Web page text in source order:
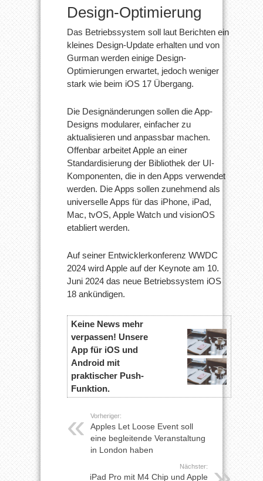
Design-Optimierung
Das Betriebssystem soll laut Berichten ein
kleines Design-Update erhalten und von
Gurman werden einige Design-
Optimierungen erwartet, jedoch weniger
stark wie beim iOS 17 Übergang.
Die Designänderungen sollen die App-
Designs modularer, einfacher zu
aktualisieren und anpassbar machen.
Offenbar arbeitet Apple an einer
Standardisierung der Bibliothek der UI-
Komponenten, die in den Apps verwendet
werden. Die Apps sollen zunehmend als
universelle Apps für das iPhone, iPad,
Mac, tvOS, Apple Watch und visionOS
etabliert werden.
Auf seiner Entwicklerkonferenz WWDC
2024 wird Apple auf der Keynote am 10.
Juni 2024 das neue Betriebssystem iOS
18 ankündigen.
Keine News mehr
verpassen! Unsere
App für iOS und
Android mit
praktischer Push-
Funktion.
Vorheriger:
Apples Let Loose Event soll
eine begleitende Veranstaltung
in London haben
Nächster:
iPad Pro mit M4 Chip und Apple